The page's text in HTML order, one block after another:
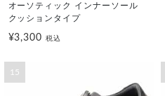
オーソティック インナーソール
クッションタイプ
¥3,300税込
15